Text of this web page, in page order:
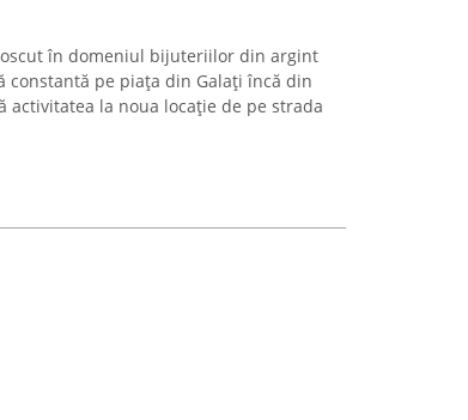
în domeniul bijuteriilor din argint
constantă pe piața din Galați încă din
activitatea la noua locație de pe strada